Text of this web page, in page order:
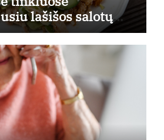
lašišos salotų